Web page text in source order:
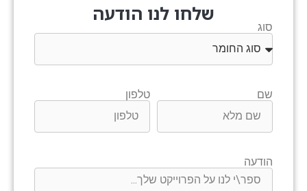
שלחו לנו הודעה
סוג
שם טלפון
הודעה